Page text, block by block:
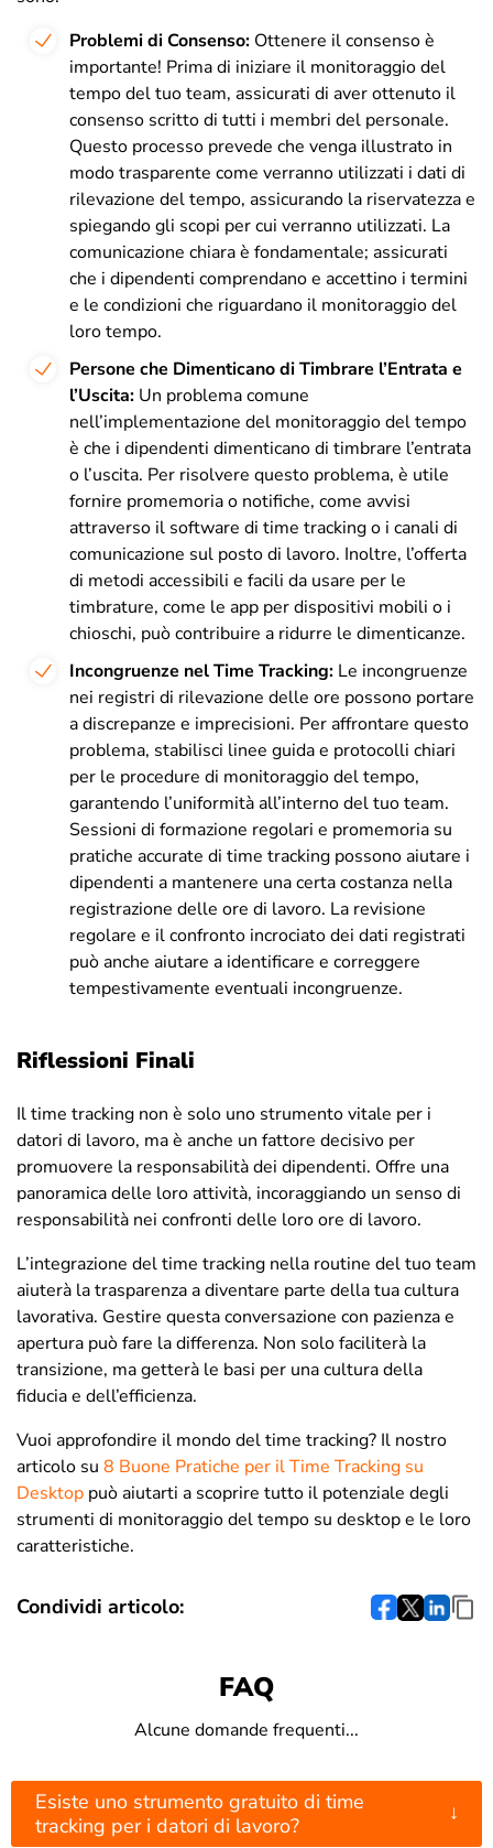
Problemi di Consenso: Ottenere il consenso è
importante! Prima di iniziare il monitoraggio del
tempo del tuo team, assicurati di aver ottenuto il
consenso scritto di tutti i membri del personale.
Questo processo prevede che venga illustrato in
modo trasparente come verranno utilizzati i dati di
rilevazione del tempo, assicurando la riservatezza e
spiegando gli scopi per cui verranno utilizzati. La
comunicazione chiara è fondamentale; assicurati
che i dipendenti comprendano e accettino i termini
e le condizioni che riguardano il monitoraggio del
loro tempo.
Persone che Dimenticano di Timbrare l’Entrata e
l’Uscita: Un problema comune
nell’implementazione del monitoraggio del tempo
è che i dipendenti dimenticano di timbrare l’entrata
o l’uscita. Per risolvere questo problema, è utile
fornire promemoria o notifiche, come avvisi
attraverso il software di time tracking o i canali di
comunicazione sul posto di lavoro. Inoltre, l’offerta
di metodi accessibili e facili da usare per le
timbrature, come le app per dispositivi mobili o i
chioschi, può contribuire a ridurre le dimenticanze.
Incongruenze nel Time Tracking: Le incongruenze
nei registri di rilevazione delle ore possono portare
a discrepanze e imprecisioni. Per affrontare questo
problema, stabilisci linee guida e protocolli chiari
per le procedure di monitoraggio del tempo,
garantendo l’uniformità all’interno del tuo team.
Sessioni di formazione regolari e promemoria su
pratiche accurate di time tracking possono aiutare i
dipendenti a mantenere una certa costanza nella
registrazione delle ore di lavoro. La revisione
regolare e il confronto incrociato dei dati registrati
può anche aiutare a identificare e correggere
tempestivamente eventuali incongruenze.
Riflessioni Finali
Il time tracking non è solo uno strumento vitale per i
datori di lavoro, ma è anche un fattore decisivo per
promuovere la responsabilità dei dipendenti. Offre una
panoramica delle loro attività, incoraggiando un senso di
responsabilità nei confronti delle loro ore di lavoro.
L’integrazione del time tracking nella routine del tuo team
aiuterà la trasparenza a diventare parte della tua cultura
lavorativa. Gestire questa conversazione con pazienza e
apertura può fare la differenza. Non solo faciliterà la
transizione, ma getterà le basi per una cultura della
fiducia e dell’efficienza.
Vuoi approfondire il mondo del time tracking? Il nostro
articolo su 8 Buone Pratiche per il Time Tracking su
Desktop può aiutarti a scoprire tutto il potenziale degli
strumenti di monitoraggio del tempo su desktop e le loro
caratteristiche.
Condividi articolo:
FAQ
Alcune domande frequenti...
Esiste uno strumento gratuito di time
tracking per i datori di lavoro?
↓